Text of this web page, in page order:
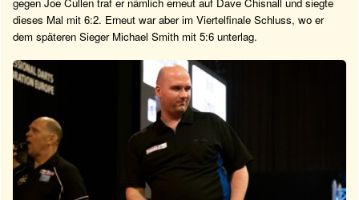
gegen Joe Cullen traf er nämlich erneut auf Dave Chisnall und siegte
dieses Mal mit 6:2. Erneut war aber im Viertelfinale Schluss, wo er
dem späteren Sieger Michael Smith mit 5:6 unterlag.